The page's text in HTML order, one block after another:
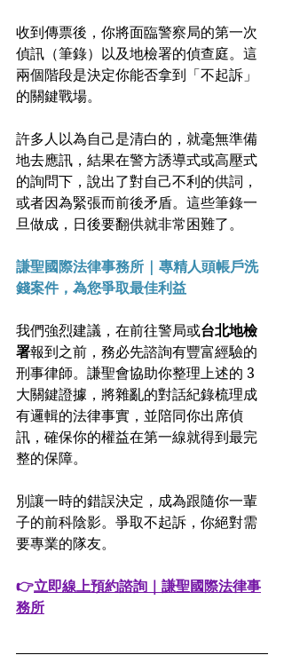
收到傳票後，你將面臨警察局的第一次
偵訊（筆錄）以及地檢署的偵查庭。這
兩個階段是決定你能否拿到「不起訴」
的關鍵戰場。
許多人以為自己是清白的，就毫無準備
地去應訊，結果在警方誘導式或高壓式
的詢問下，說出了對自己不利的供詞，
或者因為緊張而前後矛盾。這些筆錄一
旦做成，日後要翻供就非常困難了。
謙聖國際法律事務所 | 專精人頭帳戶洗
錢案件，為您爭取最佳利益
我們強烈建議，在前往警局或台北地檢
署報到之前，務必先諮詢有豐富經驗的
刑事律師。謙聖會協助你整理上述的 3
大關鍵證據，將雜亂的對話紀錄梳理成
有邏輯的法律事實，並陪同你出席偵
訊，確保你的權益在第一線就得到最完
整的保障。
別讓一時的錯誤決定，成為跟隨你一輩
子的前科陰影。爭取不起訴，你絕對需
要專業的隊友。
👉立即線上預約諮詢｜謙聖國際法律事
務所